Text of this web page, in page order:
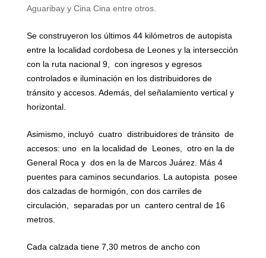
Aguaribay y Cina Cina entre otros.
Se construyeron los últimos 44 kilómetrosde autopista
entre la localidad cordobesa de Leones y la intersección
con la ruta nacional 9,
con ingresos y egresos
controlados e iluminación en los distribuidores de
tránsito y accesos. Además, del señalamiento vertical y
horizontal.
Asimismo, incluyó cuatro distribuidores de tránsito de
accesos: uno en la localidad de Leones,
otro en la de
General Roca y dos en la de Marcos Juárez. Más 4
puentes para caminos secundarios. La autopista
posee
dos calzadas de hormigón, con dos carriles de
circulación,
separadas por un cantero central de 16
metros.
Cada calzada tiene 7,30 metrosde ancho con